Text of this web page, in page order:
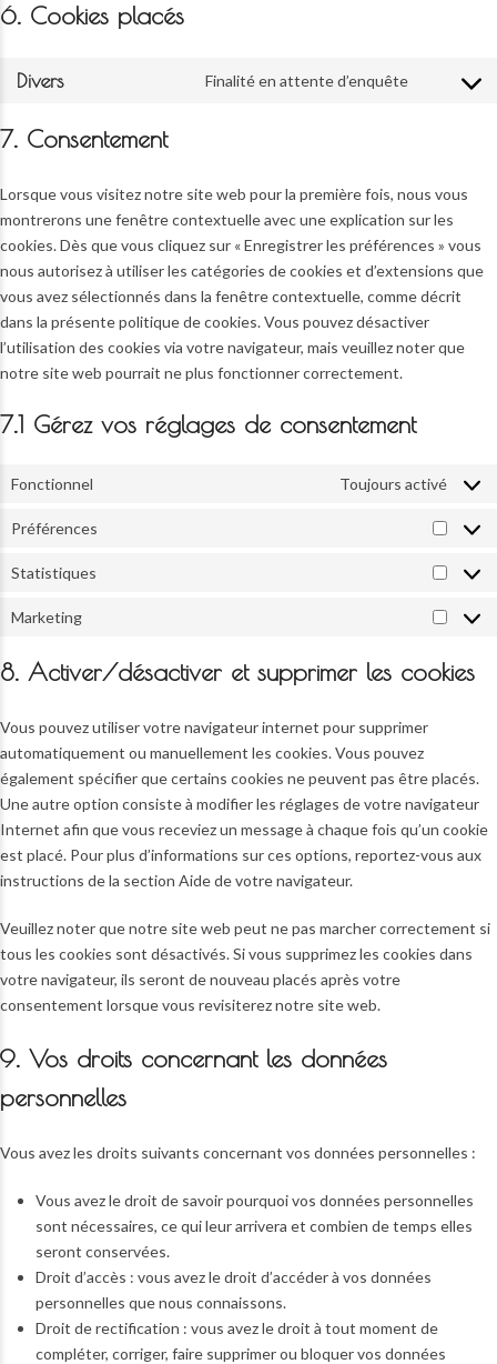
6. Cookies placés
Divers Finalité en attente d’enquête
Consent
7. Consentement
Lorsque vous visitez notre site web pour la première fois, nous vous
montrerons une fenêtre contextuelle avec une explication sur les
cookies. Dès que vous cliquez sur « Enregistrer les préférences » vous
nous autorisez à utiliser les catégories de cookies et d’extensions que
vous avez sélectionnés dans la fenêtre contextuelle, comme décrit
dans la présente politique de cookies. Vous pouvez désactiver
l’utilisation des cookies via votre navigateur, mais veuillez noter que
notre site web pourrait ne plus fonctionner correctement.
7.1 Gérez vos réglages de consentement
Fonctionnel Toujours activé
Préférences
Statistiques
Marketing
8. Activer/désactiver et supprimer les cookies
Vous pouvez utiliser votre navigateur internet pour supprimer
automatiquement ou manuellement les cookies. Vous pouvez
également spécifier que certains cookies ne peuvent pas être placés.
Une autre option consiste à modifier les réglages de votre navigateur
Internet afin que vous receviez un message à chaque fois qu’un cookie
est placé. Pour plus d’informations sur ces options, reportez-vous aux
instructions de la section Aide de votre navigateur.
Veuillez noter que notre site web peut ne pas marcher correctement si
tous les cookies sont désactivés. Si vous supprimez les cookies dans
votre navigateur, ils seront de nouveau placés après votre
consentement lorsque vous revisiterez notre site web.
9. Vos droits concernant les données
personnelles
Vous avez les droits suivants concernant vos données personnelles :
Vous avez le droit de savoir pourquoi vos données personnelles
sont nécessaires, ce qui leur arrivera et combien de temps elles
seront conservées.
Droit d’accès : vous avez le droit d’accéder à vos données
personnelles que nous connaissons.
Droit de rectification : vous avez le droit à tout moment de
compléter, corriger, faire supprimer ou bloquer vos données